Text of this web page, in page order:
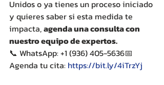
Unidos o ya tienes un proceso iniciado
y quieres saber si esta medida te
impacta, agenda una consulta con
nuestro equipo de expertos.
📞 WhatsApp: +1 (936) 405-5636📅
Agenda tu cita: https://bit.ly/4iTrzYj